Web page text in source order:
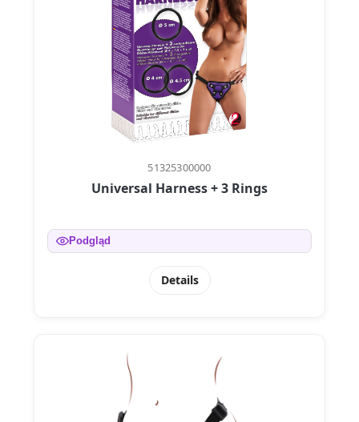
51325300000
Universal Harness + 3 Rings
Podgląd
Details